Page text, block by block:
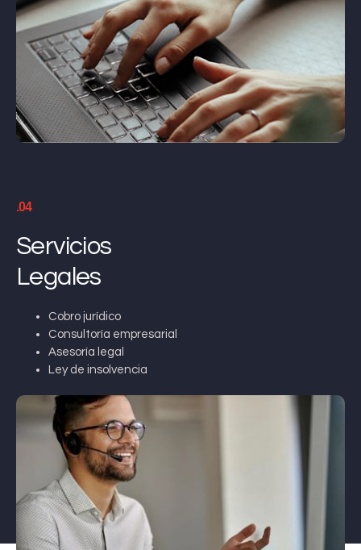
.04
Servicios
Legales
Cobro jurídico
Consultoría empresarial
Asesoría legal
Ley de insolvencia